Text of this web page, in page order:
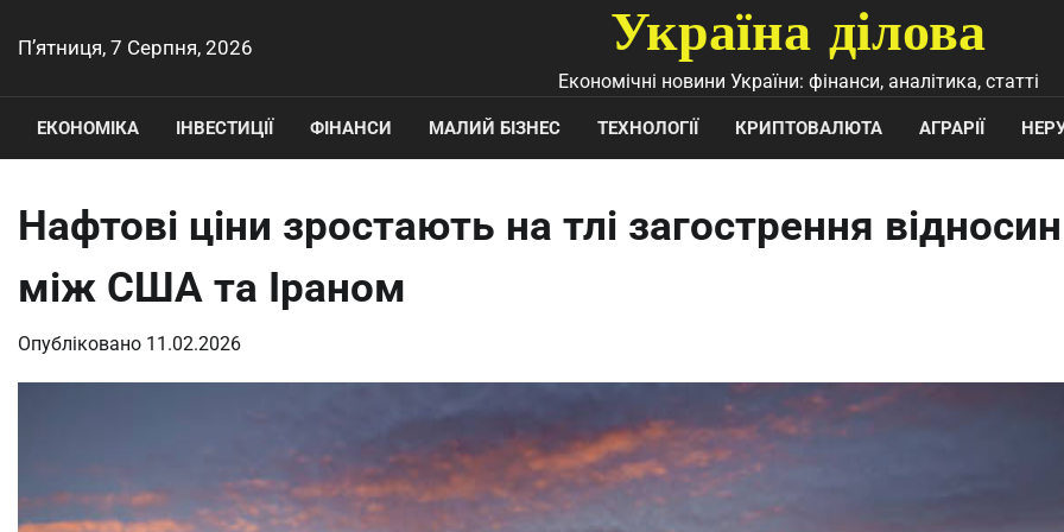
доП’ятниця, 7 Серпня, 2026 Україна ділова
Економічні новини України: фінанси, аналітика, статті
ЕКОНОМІКА ІНВЕСТИЦІЇ ФІНАНСИ МАЛИЙ БІЗНЕС ТЕХНОЛОГІЇ КРИПТОВАЛЮТА АГРАРІЇ
Нафтові ціни зростають на тлі загострення відносин
між США та Іраном
Опубліковано 11.02.2026